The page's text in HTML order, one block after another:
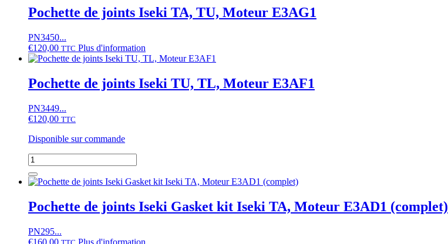
joints
Iseki
Sial
Hunter
26
Pochette de joints Iseki TA, TU, Moteur E3AG1
PN3450...
€120,00 TTC Plus d'information
Pochette de joints Iseki TU, TL, Moteur E3AF1
PN3449...
€120,00 TTC
Disponible sur commande
quantité
de
Pochette
joints
Iseki
TL,
Pochette de joints Iseki Gasket kit Iseki TA, Moteur E3AD1 (complet)
PN295...
€160,00 Plus d'information